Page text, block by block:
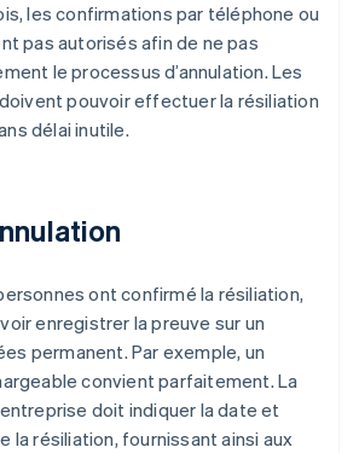
les confirmations par téléphone ou
pas autorisés afin de ne pas
le processus d’annulation. Les
pouvoir effectuer la résiliation
délai inutile.
ont confirmé la résiliation,
enregistrer la preuve sur un
permanent. Par exemple, un
convient parfaitement. La
doit indiquer la date et
la résiliation, fournissant ainsi aux